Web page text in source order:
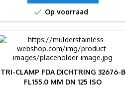
 Op voorraad
TRI-CLAMP FDA DICHTRING 32676-B
FL155.0 MM DN 125 ISO